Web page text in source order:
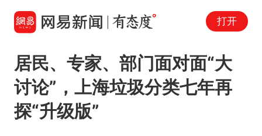
打开
居民、专家、部门面对面“大
讨论”，上海垃圾分类七年再
探“升级版”